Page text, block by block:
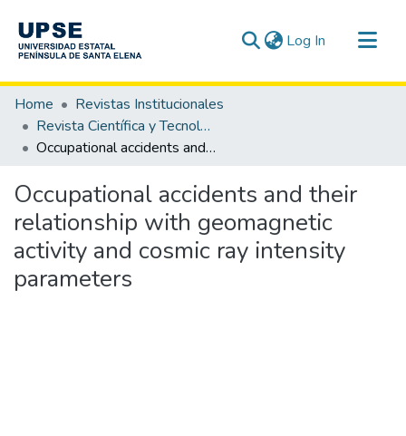
Log In (current)
Communities & Collections
All of DSpace
Statistics
Home
Revistas Institucionales
Revista Científica y Tecnológica UPSE - CTU / OAI-PMH
Occupational accidents and their relationship with geomagnetic activity and cosmic ray intensity parameters
Occupational accidents and their
relationship with geomagnetic
activity and cosmic ray intensity
parameters